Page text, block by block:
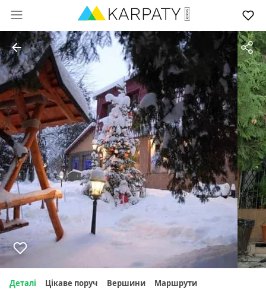
Деталі Цікаве поруч Вершини Маршрути